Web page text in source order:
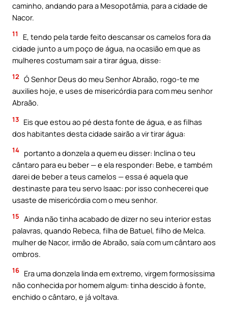
caminho, andando para a Mesopotâmia, para a cidade de
Nacor.
11
E, tendo pela tarde feito descansar os camelos fora da
cidade junto a um poço de água, na ocasião em que as
mulheres costumam sair a tirar água, disse:
12 Ó Senhor Deus do meu Senhor Abraão, rogo-te me
auxilies hoje, e uses de misericórdia para com meu senhor
Abraão.
13 Eis que estou ao pé desta fonte de água, e as filhas
dos habitantes desta cidade sairão a vir tirar água:
14 portanto a donzela a quem eu disser: Inclina o teu
cântaro para eu beber — e ela responder: Bebe, e também
darei de beber a teus camelos — essa é aquela que
destinaste para teu servo Isaac: por isso conhecerei que
usaste de misericórdia com o meu senhor.
15 Ainda não tinha acabado de dizer no seu interior estas
palavras, quando Rebeca, filha de Batuel, filho de Melca.
mulher de Nacor, irmão de Abraão, saía com um cântaro aos
ombros.
16 Era uma donzela linda em extremo, virgem formosíssima
não conhecida por homem algum: tinha descido à fonte,
enchido o cântaro, e já voltava.